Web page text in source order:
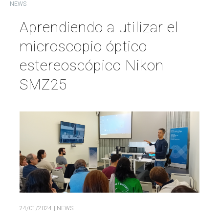
Research
Transfer
Services
Science and society
Equality
Search
Search
for:
SEARCH
TwitterInstagramYoutubeLinkedin
NEWS
Aprendiendo a utilizar el
microscopio óptico
estereoscópico Nikon
SMZ25
24/01/2024 | NEWS